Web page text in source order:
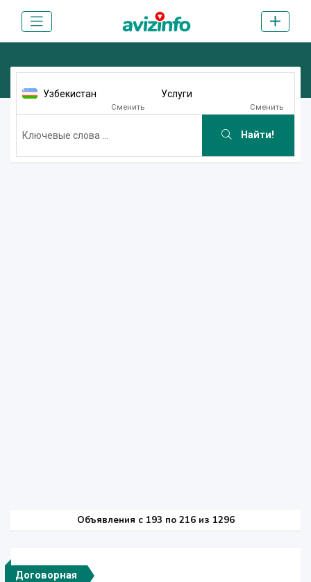
Узбекистан
Сменить
Услуги
Сменить
Найти!
Объявления c 193 по 216 из 1296
Договорная